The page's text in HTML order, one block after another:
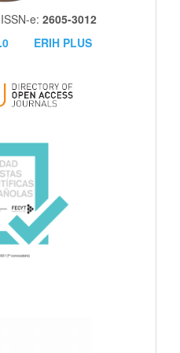
ISSN-e: 2605-3012
ERIH PLUS